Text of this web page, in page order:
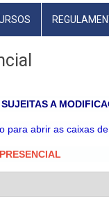
A
para abrir as caixas
PRESENCIAL